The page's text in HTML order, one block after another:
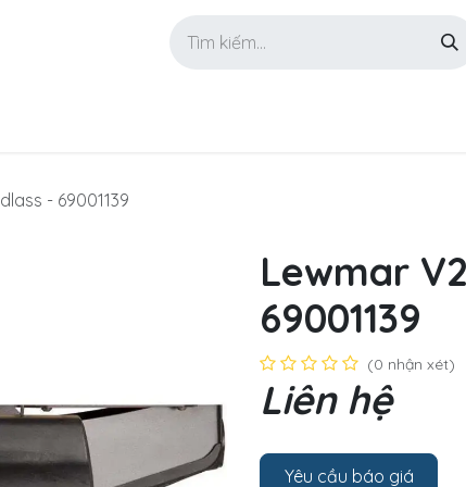
- 69001139
Lewmar
69001139
(0 nhận xét)
Liên hệ
Yêu cầu báo giá